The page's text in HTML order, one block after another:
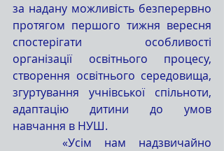
за надану можливість безперервно
протягом першого тижня вересня
спостерігати особливості
організації освітнього процесу,
створення освітнього середовища,
згуртування учнівської спільноти,
адаптацію дитини до умов
навчання в НУШ.
    «Усім нам надзвичайно